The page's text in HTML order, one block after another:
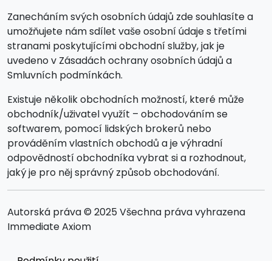
Zanecháním svých osobních údajů zde souhlasíte a
umožňujete nám sdílet vaše osobní údaje s třetími
stranami poskytujícími obchodní služby, jak je
uvedeno v Zásadách ochrany osobních údajů a
Smluvních podmínkách.
Existuje několik obchodních možností, které může
obchodník/uživatel využít – obchodováním se
softwarem, pomocí lidských brokerů nebo
prováděním vlastních obchodů a je výhradní
odpovědností obchodníka vybrat si a rozhodnout,
jaký je pro něj správný způsob obchodování.
Autorská práva © 2025 Všechna práva vyhrazena
Immediate Axiom